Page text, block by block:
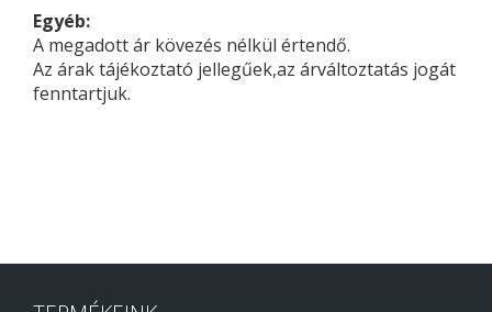
Egyéb:
A megadott ár kövezés nélkül értendő.
Az árak tájékoztató jellegűek,az árváltoztatás jogát
fenntartjuk.